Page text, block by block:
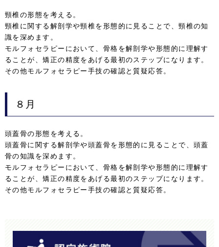
頸椎の形態を考える。
頸椎に関する解剖学や頸椎を形態的に見ることで、頸椎の知
識を深めます。
モルフォセラピーにおいて、骨格を解剖学や形態的に理解す
ることが、矯正の精度をあげる最初のステップになります。
その他モルフォセラピー手技の確認と質疑応答。
８月
頭蓋骨の形態を考える。
頭蓋骨に関する解剖学や頭蓋骨を形態的に見ることで、頭蓋
骨の知識を深めます。
モルフォセラピーにおいて、骨格を解剖学や形態的に理解す
ることが、矯正の精度をあげる最初のステップになります。
その他モルフォセラピー手技の確認と質疑応答。